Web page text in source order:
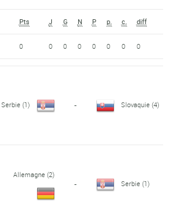
Pts J G N P p. c. diff
0 0 0 0 0 0 0 0
Serbie(1) - Slovaquie(4)
Allemagne(2)
-
Serbie(1)